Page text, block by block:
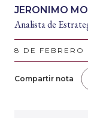
JERONIMO
Analista de
8 DE FEBRERO
Compartir nota